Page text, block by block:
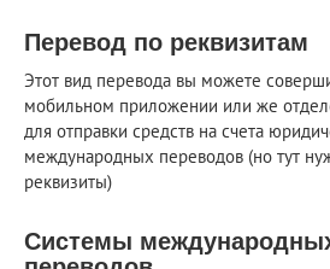
Перевод по реквизитам
Этот вид перевода вы можете
мобильном приложении или же
для отправки средств на счета
международных переводов (но тут
реквизиты)
Системы